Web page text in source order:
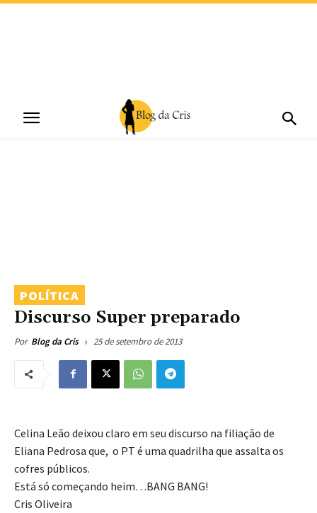
POLÍTICA
Discurso Super preparado
Por Blog da Cris 25 de setembro de 2013
Celina Leão deixou claro em seu discurso na filiação de
Eliana Pedrosa que, o PT é uma quadrilha que assalta os
cofres públicos.
Está só começando heim…BANG BANG!
Cris Oliveira